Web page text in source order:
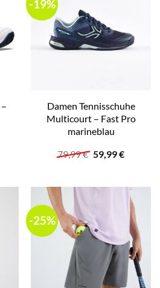
€.
-19%
Damen Tennisschuhe
Multicourt – Fast Pro
marineblau
79,99€ Ursprünglicher
Preis
59,99€
-25%